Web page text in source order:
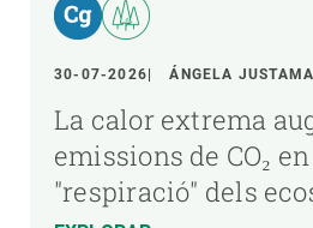
30-07-2026 ÁNGELA
La calor extrema
emissions de CO₂
"respiració" dels